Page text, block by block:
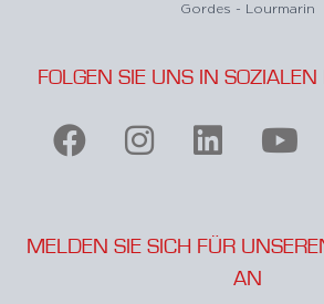
Gordes - Lourmarin
FOLGEN SIE UNS IN
MELDEN SIE SICH FÜR
AN